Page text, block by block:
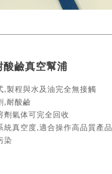
酸鹼真空幫浦
,製程與水及油完全無接觸
,耐酸鹼
劑氣体可完全回收
統真空度,適合操作高品質產品
染